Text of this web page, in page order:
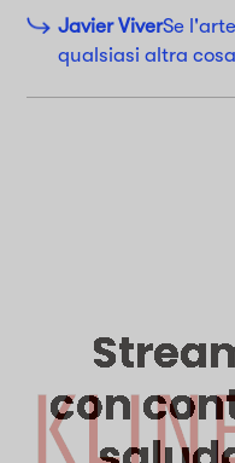
Javier ViverSe
qualsiasi altra